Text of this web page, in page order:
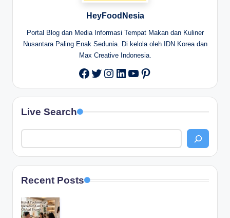
HeyFoodNesia
Portal Blog dan Media Informasi Tempat Makan dan Kuliner
Nusantara Paling Enak Sedunia. Di kelola oleh IDN Korea dan
Max Creative Indonesia.
Facebook
Twitter
Instagram
LinkedIn
YouTube
Pinterest
Live Search
Recent Posts